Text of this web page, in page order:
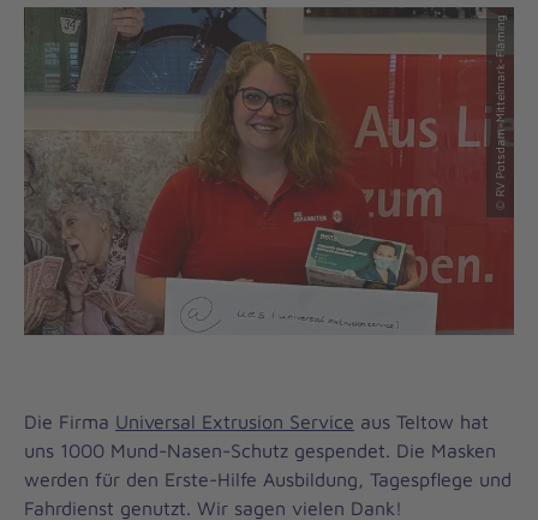
© RV Potsdam-Mittelmark-Fläming
Die Firma Universal Extrusion Service aus Teltow hat
uns 1000 Mund-Nasen-Schutz gespendet. Die Masken
werden für den Erste-Hilfe Ausbildung, Tagespflege und
Fahrdienst genutzt. Wir sagen vielen Dank!